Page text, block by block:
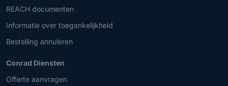
REACH documenten
Informatie over toegankelijkheid
Bestelling annuleren
Conrad Diensten
Offerte aanvragen